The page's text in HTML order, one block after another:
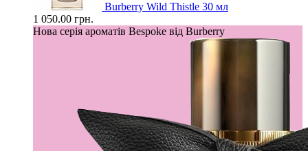
Burberry Wild Thistle 30 мл
1 050.00 грн.
Нова серія ароматів Bespoke від Burberry